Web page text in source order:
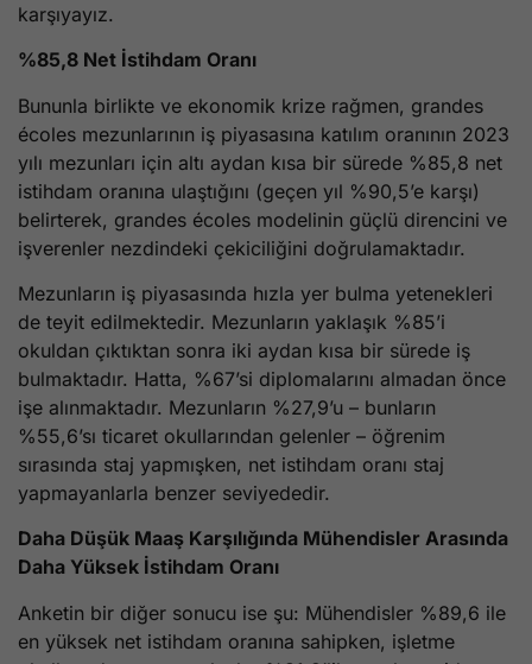
karşıyayız.
%85,8 Net İstihdam Oranı
Bununla birlikte ve ekonomik krize rağmen, grandes
écoles mezunlarının iş piyasasına katılım oranının 2023
yılı mezunları için altı aydan kısa bir sürede %85,8 net
istihdam oranına ulaştığını (geçen yıl %90,5’e karşı)
belirterek, grandes écoles modelinin güçlü direncini ve
işverenler nezdindeki çekiciliğini doğrulamaktadır.
Mezunların iş piyasasında hızla yer bulma yetenekleri
de teyit edilmektedir. Mezunların yaklaşık %85’i
okuldan çıktıktan sonra iki aydan kısa bir sürede iş
bulmaktadır. Hatta, %67’si diplomalarını almadan önce
işe alınmaktadır. Mezunların %27,9’u – bunların
%55,6’sı ticaret okullarından gelenler – öğrenim
sırasında staj yapmışken, net istihdam oranı staj
yapmayanlarla benzer seviyededir.
Daha Düşük Maaş Karşılığında Mühendisler Arasında
Daha Yüksek İstihdam Oranı
Anketin bir diğer sonucu ise şu: Mühendisler %89,6 ile
en yüksek net istihdam oranına sahipken, işletme